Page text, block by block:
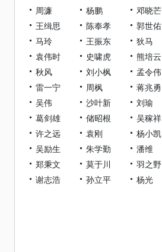
周濂
杨鹏
邓晓芒
王缉思
陈奉孝
郭世佑
马玲
王振东
狄马
袁伟时
史啸虎
熊培云
秋风
刘小枫
孟令伟
雷一宁
周枫
蒋兆勇
吴伟
沙叶新
刘瑜
葛剑雄
储昭根
吴稼祥
许之远
袁刚
杨小凯
吴励生
朱学勤
潘维
郑秉文
莫于川
羽之野
谢志浩
孙立平 杨光